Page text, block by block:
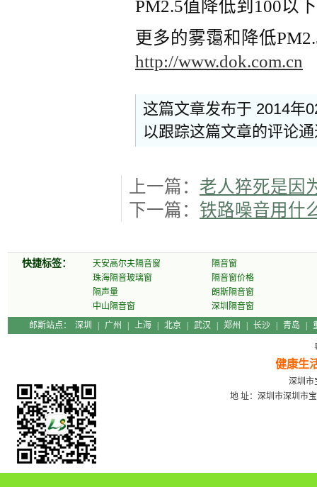
PM2.5值降低到100以
更多的雾霭和降低
http://www.dok.com.cn
这篇文章发布于 2014年
以跟踪这篇文章的评论
上一篇： 老人猝死是因
下一篇： 铁路噪音用什
快捷标签： 天安高尔夫隔音窗
隔音窗
珠海隔音玻璃窗
隔音窗价格
隔声量
朗斯隔音窗
中山隔音窗
深圳隔音窗
郎斯站点：
深圳 广州 上海 北京 武汉 郑州 长沙 青岛
健康生
深圳市
地 址：深圳市深圳市